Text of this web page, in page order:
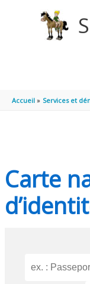
Accueil Services et
Carte